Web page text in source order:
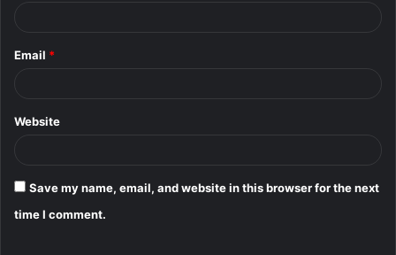
Email *
Website
Save my name, email, and website in this browser for the next
time I comment.